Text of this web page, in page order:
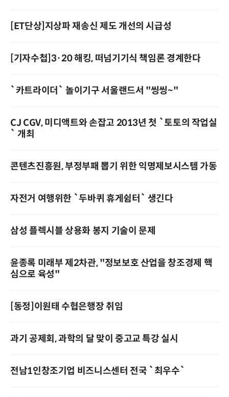
[ET단상]지상파 재송신 제도 개선의 시급성
[기자수첩]3·20 해킹, 떠넘기기식 책임론 경계한다
`카트라이더` 놀이기구 서울랜드서 "씽씽~"
CJ CGV, 미디액트와 손잡고 2013년 첫 `토토의 작업실
` 개최
콘텐츠진흥원, 부정부패 뽑기 위한 익명제보시스템 가동
자전거 여행위한 `두바퀴 휴게쉼터` 생긴다
삼성 플렉시블 상용화 봉지 기술이 문제
윤종록 미래부 제2차관, "정보보호 산업을 창조경제 핵
심으로 육성"
[동정]이원태 수협은행장 취임
과기 공제회, 과학의 달 맞이 중고교 특강 실시
전남1인창조기업 비즈니스센터 전국 `최우수`